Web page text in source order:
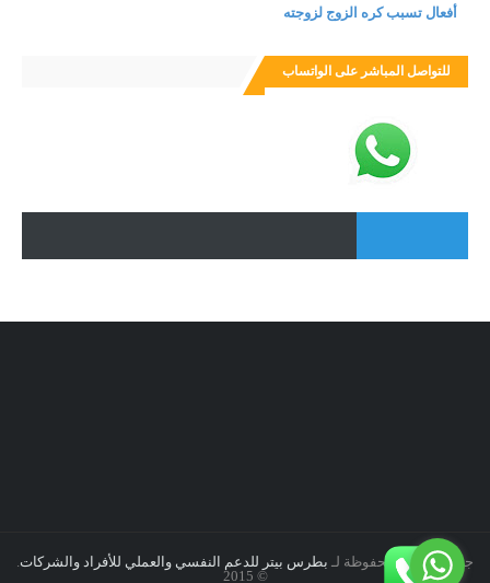
أفعال تسبب كره الزوج لزوجته
للتواصل المباشر على الواتساب
جميع الحقوق محفوظة لـ بطرس بيتر للدعم النفسي والعملي للأفراد والشركات.
© 2015